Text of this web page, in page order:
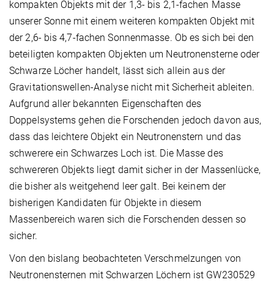
kompakten Objekts mit der 1,3- bis 2,1-fachen Masse
unserer Sonne mit einem weiteren kompakten Objekt mit
der 2,6- bis 4,7-fachen Sonnenmasse. Ob es sich bei den
beteiligten kompakten Objekten um Neutronensterne oder
Schwarze Löcher handelt, lässt sich allein aus der
Gravitationswellen-Analyse nicht mit Sicherheit ableiten.
Aufgrund aller bekannten Eigenschaften des
Doppelsystems gehen die Forschenden jedoch davon aus,
dass das leichtere Objekt ein Neutronenstern und das
schwerere ein Schwarzes Loch ist. Die Masse des
schwereren Objekts liegt damit sicher in der Massenlücke,
die bisher als weitgehend leer galt. Bei keinem der
bisherigen Kandidaten für Objekte in diesem
Massenbereich waren sich die Forschenden dessen so
sicher.
Von den bislang beobachteten Verschmelzungen von
Neutronensternen mit Schwarzen Löchern ist GW230529